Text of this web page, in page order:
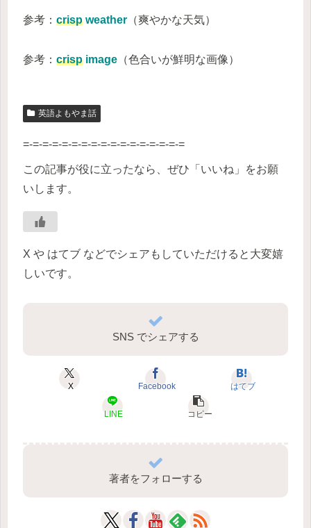
参考： crisp weather （爽やかな天気）
参考： crisp image （色合いが鮮明な画像）
英語よもやま話
=-=-=-=-=-=-=-=-=-=-=-=-=-=-=-=-=
この記事が役に立ったなら、ぜひ「いいね」をお願
いします。
X や はてブ などでシェアもしていただけると大変嬉
しいです。
SNS でシェアする
X Facebook はてブ
LINE コピー
著者をフォローする